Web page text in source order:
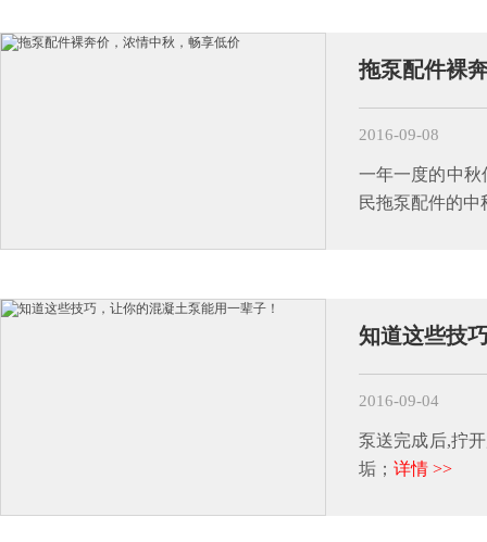
拖泵配件裸
2016-09-08
一年一度的中秋
民拖泵配件的中
知道这些技
2016-09-04
泵送完成后,拧
垢； 详情 >>